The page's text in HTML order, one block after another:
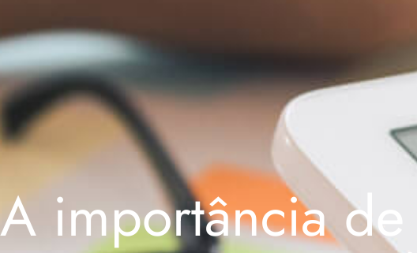
A importância